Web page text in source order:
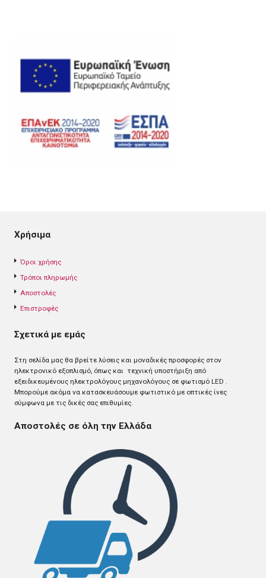
Χρήσιμα
Όροι χρήσης
Τρόποι πληρωμής
Αποστολές
Επιστροφές
Σχετικά με εμάς
Στη σελίδα μας θα βρείτε λύσεις και μοναδικές προσφορές στον
ηλεκτρονικό εξοπλισμό, όπως και τεχνική υποστήριξη από
εξειδικευμένους ηλεκτρολόγους μηχανολόγους σε φωτισμό LED .
Mπορούμε ακόμα να κατασκευάσουμε φωτιστικό με οπτικές ίνες
σύμφωνα με τις δικές σας επιθυμίες.
Αποστολές σε όλη την Ελλάδα